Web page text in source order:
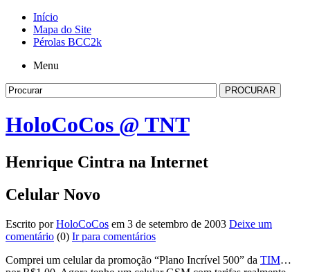
Início
Mapa do Site
Pérolas BCC2k
Menu
HoloCoCos @ TNT
Henrique Cintra na Internet
Celular Novo
Escrito porHoloCoCos em 3 de setembro de 2003 Deixe um
comentário (0) Ir para comentários
Comprei um celular da promoção “Plano Incrível 500” da TIM…